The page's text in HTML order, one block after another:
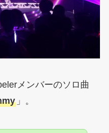
メンバーのソロ曲
」。